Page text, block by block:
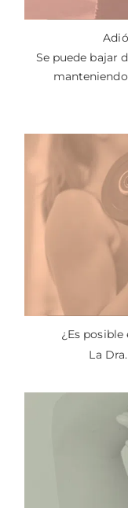
Se puede bajar
¿Es
La